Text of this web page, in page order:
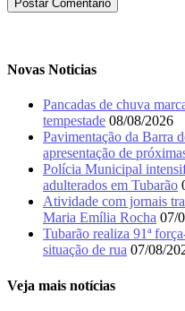
Novas Noticias
Pancadas de chuva
tempestade 08/08/2026
Pavimentação da Barra
apresentação de
Polícia Municipal
adulterados em Tubarão
Atividade com jornais
Maria Emília Rocha 07/
Tubarão realiza 91ª
situação de rua 07/08/
Veja mais notícias